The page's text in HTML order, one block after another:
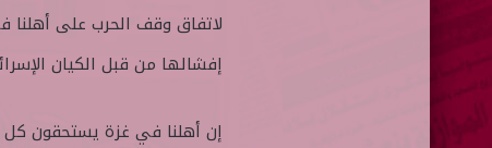
لاتفاق وقف الحرب على
إفشالها من قبل الكيان
إن أهلنا في غزة يستحقون